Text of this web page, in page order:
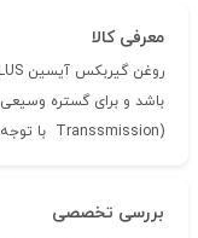
معرفی کالا
Transsmission) با توجه به توصیه سازنده قابل استفاده می باشد
بررسی تخصصی